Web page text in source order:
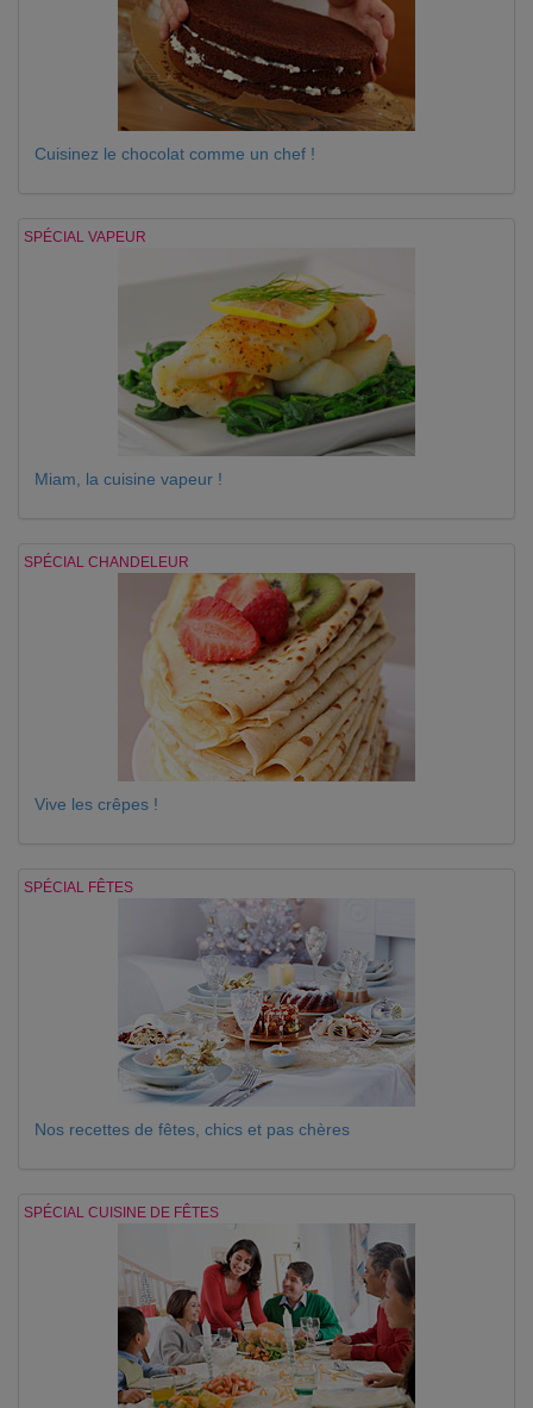
Cuisinez le chocolat comme un chef !
SPÉCIAL VAPEUR
Miam, la cuisine vapeur !
SPÉCIAL CHANDELEUR
Vive les crêpes !
SPÉCIAL FÊTES
Nos recettes de fêtes, chics et pas chères
SPÉCIAL CUISINE DE FÊTES